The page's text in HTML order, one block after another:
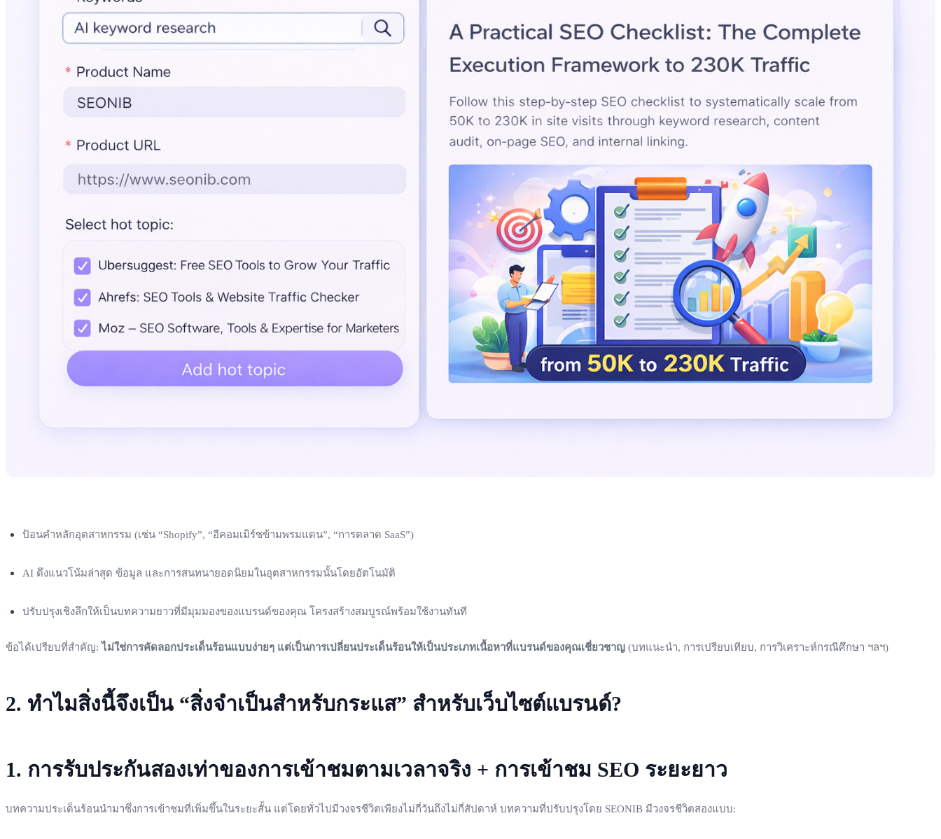
ป้อนคำหลักอุตสาหกรรม (เช่น “Shopify”, “อีคอมเมิร์ซข้ามพรมแดน”, “การตลาด SaaS”)
AI ดึงแนวโน้มล่าสุด ข้อมูล และการสนทนายอดนิยมในอุตสาหกรรมนั้นโดยอัตโนมัติ
ปรับปรุงเชิงลึกให้เป็นบทความยาวที่มีมุมมองของแบรนด์ของคุณ โครงสร้างสมบูรณ์พร้อมใช้งานทันที
ข้อได้เปรียบที่สำคัญ: ไม่ใช่การคัดลอกประเด็นร้อนแบบง่ายๆ แต่เป็นการเปลี่ยนประเด็นร้อนให้เป็นประเภทเนื้อหาที่แบรนด์ของคุณเชี่ยวชาญ (บทแนะนำ, การเปรียบเทียบ, การวิเคราะห์กรณีศึกษา ฯลฯ)
2. ทำไมสิ่งนี้จึงเป็น “สิ่งจำเป็นสำหรับกระแส” สำหรับเว็บไซต์แบรนด์?
1. การรับประกันสองเท่าของการเข้าชมตามเวลาจริง + การเข้าชม SEO ระยะยาว
บทความประเด็นร้อนนำมาซึ่งการเข้าชมที่เพิ่มขึ้นในระยะสั้น แต่โดยทั่วไปมีวงจรชีวิตเพียงไม่กี่วันถึงไม่กี่สัปดาห์ บทความที่ปรับปรุงโดย SEONIB มีวงจรชีวิตสองแบบ: